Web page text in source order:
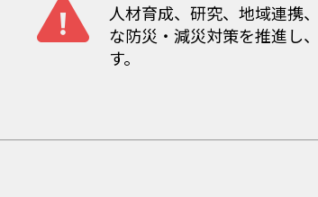
人材育成、研究、地域連携
な防災・減災対策を推進し
す。